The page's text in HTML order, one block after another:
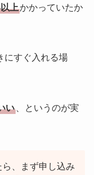
上かかっていたか
にすぐ入れる場
い、というのが実
、まず申し込み